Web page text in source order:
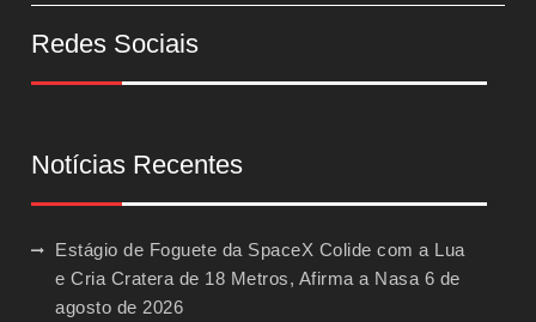
Redes Sociais
Notícias Recentes
Estágio de Foguete da SpaceX Colide com a Lua
e Cria Cratera de 18 Metros, Afirma a Nasa 6 de
agosto de 2026